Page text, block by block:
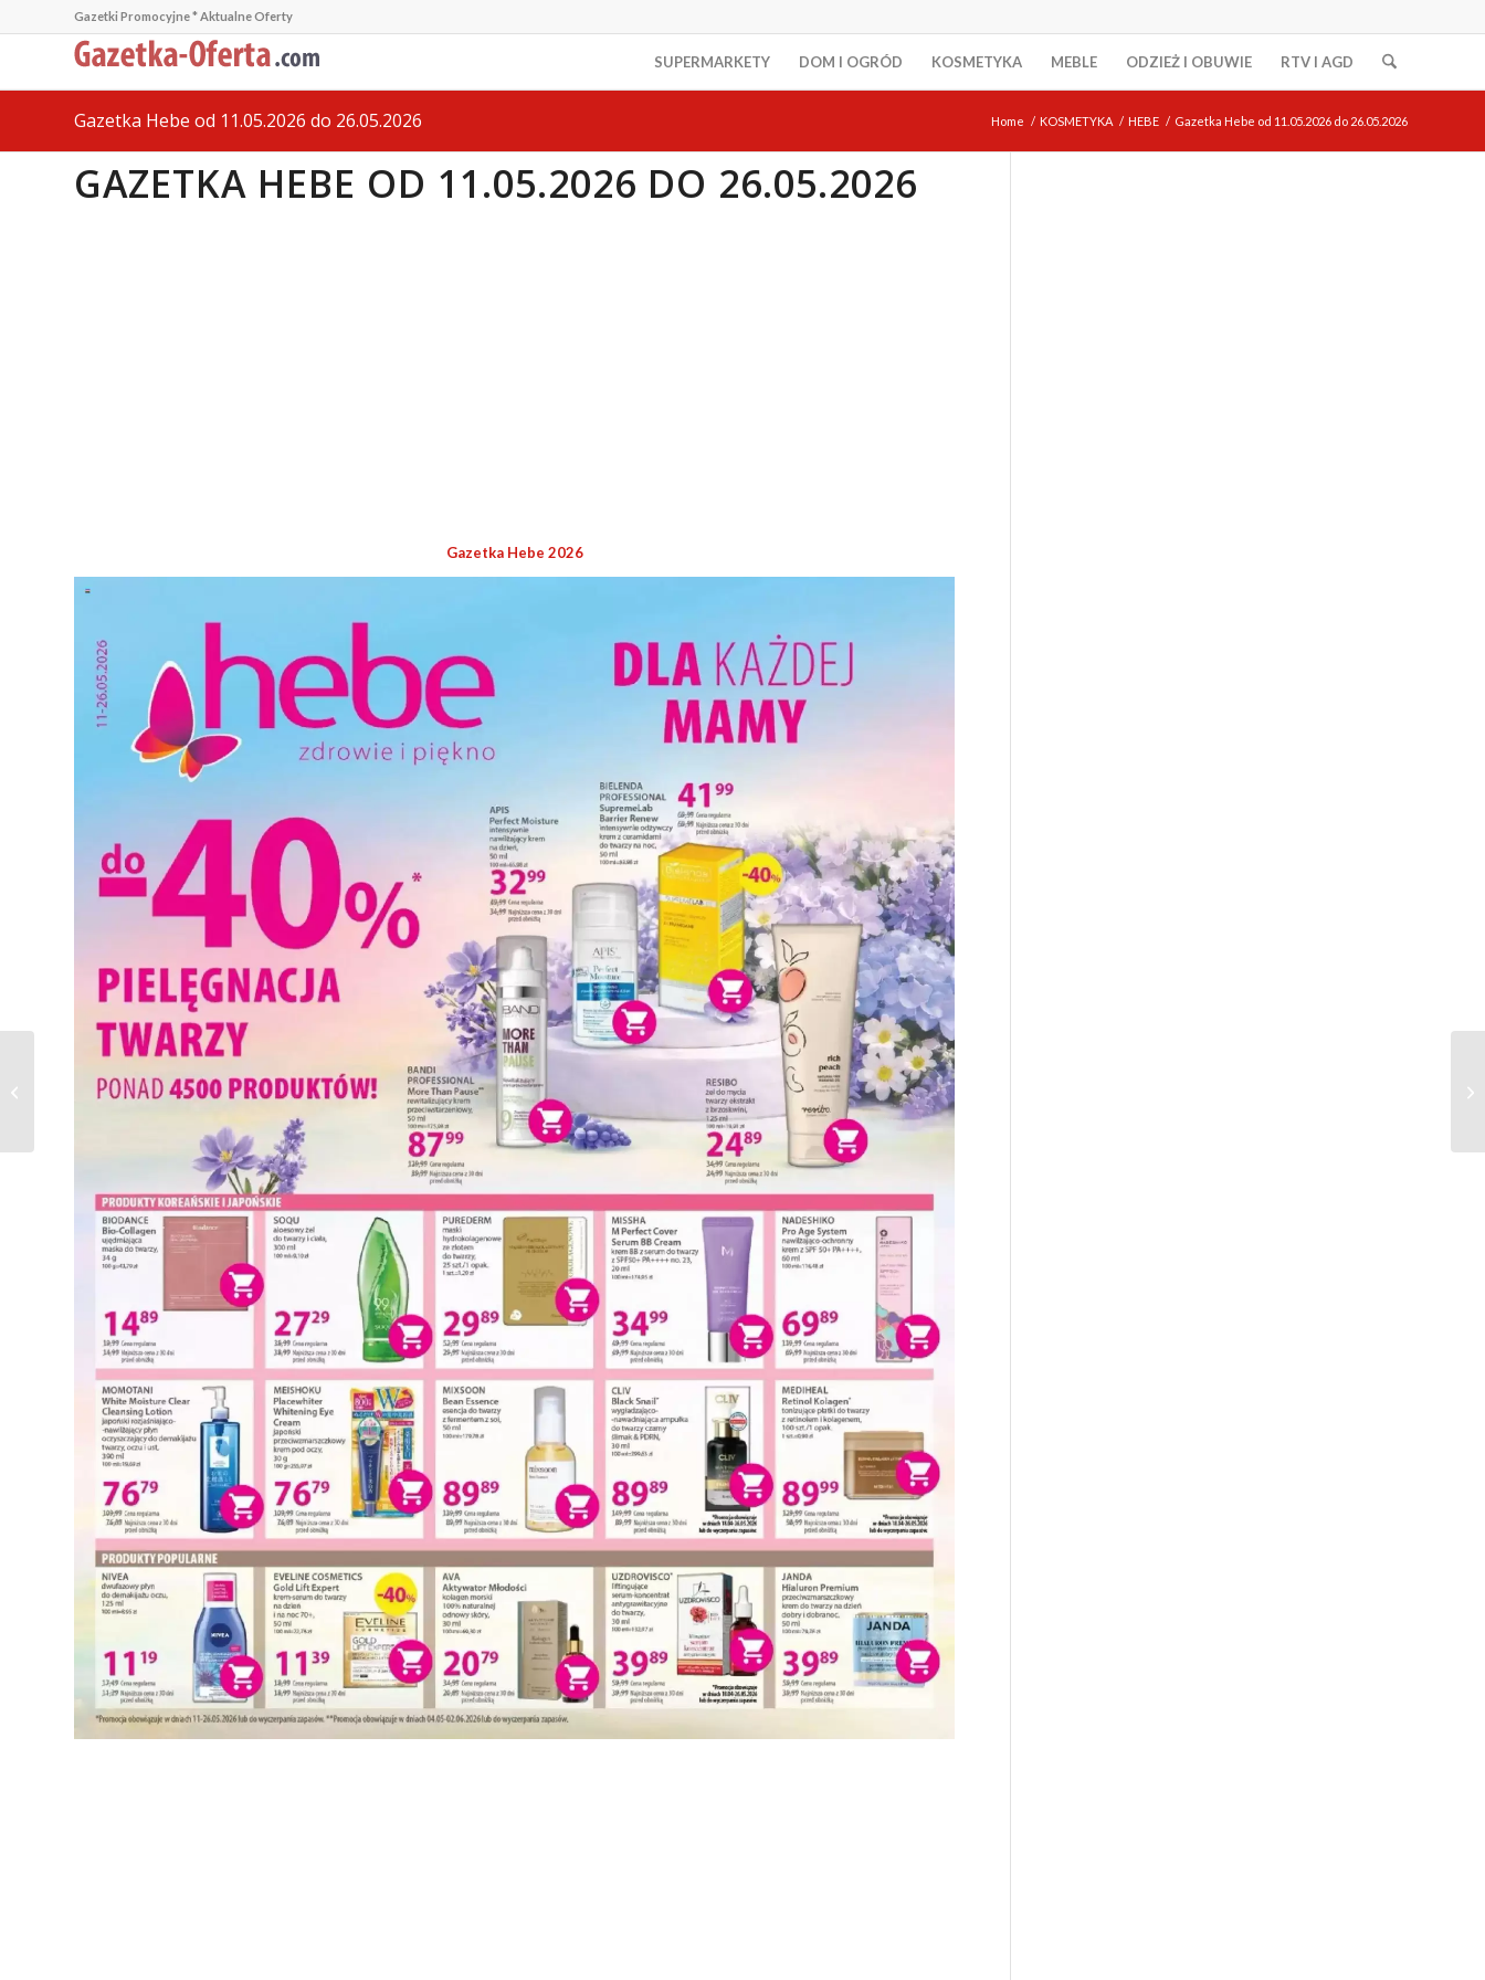
Gazetki Promocyjne * Aktualne Oferty
SUPERMARKETY DOM I OGRÓD KOSMETYKA MEBLE ODZIEŻ I OBUWIE RTV I AGD
Gazetka Hebe od 11.05.2026 do 26.05.2026 Home / KOSMETYKA / HEBE / Gazetka Hebe od 11.05.2026 do 26.05.2026
GAZETKA HEBE OD 11.05.2026 DO 26.05.2026
Gazetka Hebe 2026
14.05.2026 do